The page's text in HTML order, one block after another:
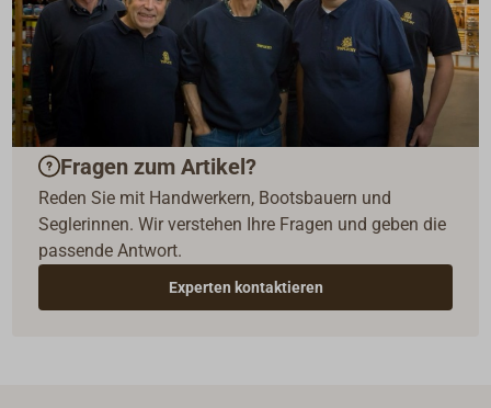
Fragen zum Artikel?
Reden Sie mit Handwerkern, Bootsbauern und
Seglerinnen. Wir verstehen Ihre Fragen und geben die
passende Antwort.
Experten kontaktieren